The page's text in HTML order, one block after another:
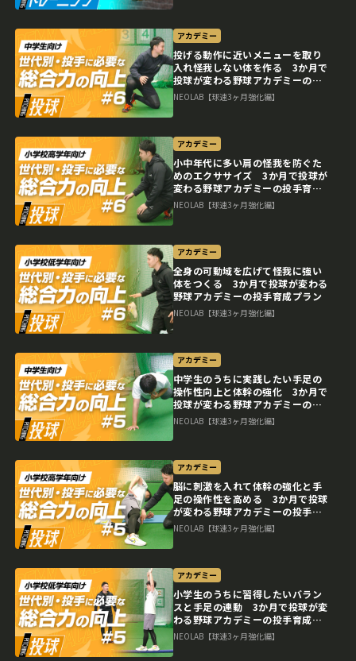
アカデミー
投げる動作に近いメニューを取り
入れ怪我しない体を作る 3か月で
投球が変わる野球アカデミーの投
手育成プラン
NEOLAB【球速3ヶ月強化編】
アカデミー
小中年代に多い肩の怪我を防ぐた
めのエクササイズ 3か月で投球が
変わる野球アカデミーの投手育成
プラン
NEOLAB【球速3ヶ月強化編】
アカデミー
全身の可動域を広げて怪我に強い
体をつくる 3か月で投球が変わる
野球アカデミーの投手育成プラン
NEOLAB【球速3ヶ月強化編】
アカデミー
中学生のうちに実践したい手足の
操作性向上と体幹の強化 3か月で
投球が変わる野球アカデミーの投
手育成プラン
NEOLAB【球速3ヶ月強化編】
アカデミー
脳に刺激を入れて体幹の強化と手
足の操作性を高める 3か月で投球
が変わる野球アカデミーの投手育
成プラン
NEOLAB【球速3ヶ月強化編】
アカデミー
小学生のうちに習得したいバラン
スと手足の連動 3か月で投球が変
わる野球アカデミーの投手育成プ
ラン
NEOLAB【球速3ヶ月強化編】